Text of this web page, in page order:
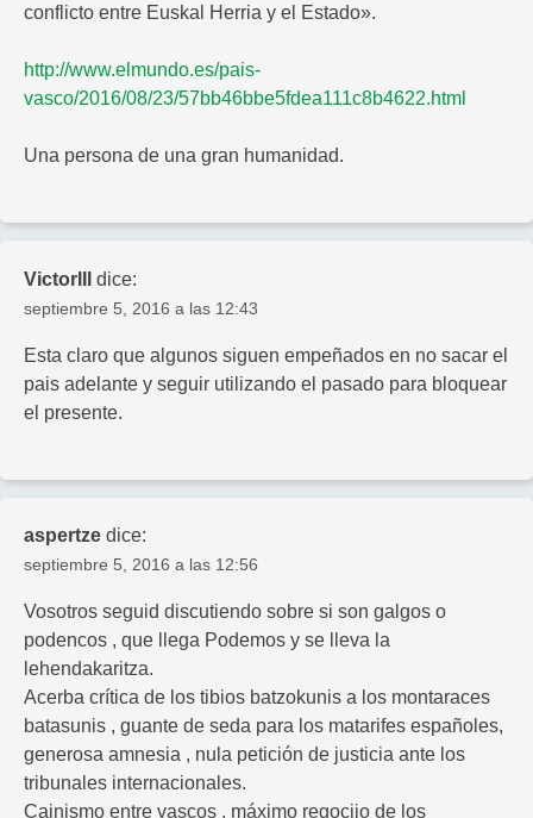
conflicto entre Euskal Herria y el Estado».
http://www.elmundo.es/pais-
vasco/2016/08/23/57bb46bbe5fdea111c8b4622.html
Una persona de una gran humanidad.
VictorIII dice:
septiembre 5, 2016 a las 12:43
Esta claro que algunos siguen empeñados en no sacar el
pais adelante y seguir utilizando el pasado para bloquear
el presente.
aspertze dice:
septiembre 5, 2016 a las 12:56
Vosotros seguid discutiendo sobre si son galgos o
podencos , que llega Podemos y se lleva la
lehendakaritza.
Acerba crítica de los tibios batzokunis a los montaraces
batasunis , guante de seda para los matarifes españoles,
generosa amnesia , nula petición de justicia ante los
tribunales internacionales.
Cainismo entre vascos , máximo regocijo de los